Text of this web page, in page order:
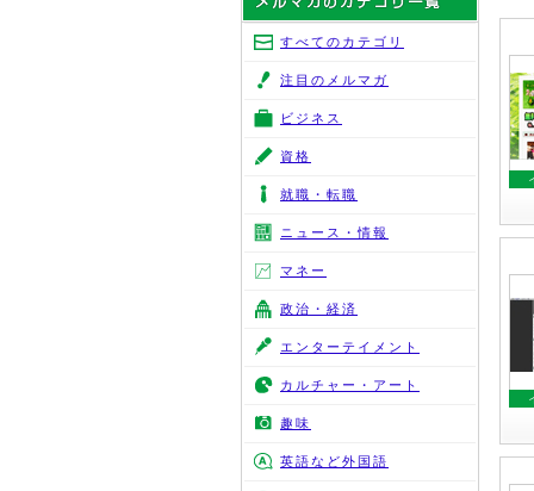
すべてのカテゴリ
注目のメルマガ
ビジネス
資格
就職・転職
ニュース・情報
マネー
政治・経済
エンターテイメント
カルチャー・アート
趣味
英語など外国語